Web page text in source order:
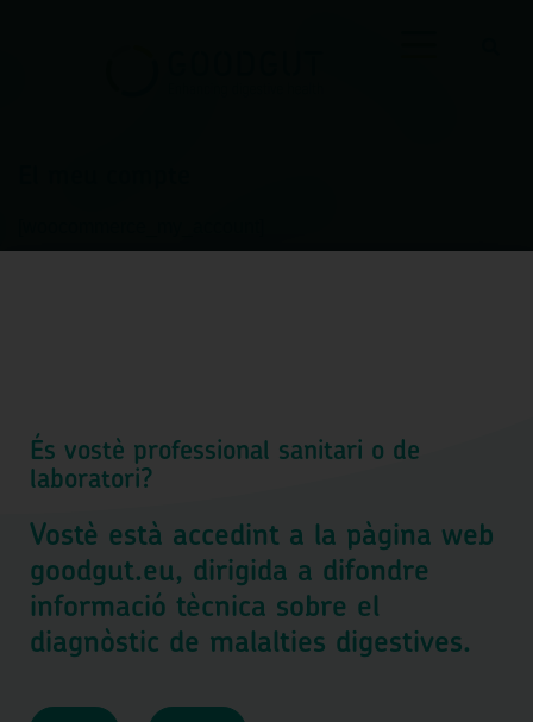
Utilitzem cookies per optimitzar el lloc web i el nostre servei.
És vostè professional sanitari o de
laboratori?
Vostè està accedint a la pàgina web
goodgut.eu, dirigida a difondre
informació tècnica sobre el
diagnòstic de malalties digestives.